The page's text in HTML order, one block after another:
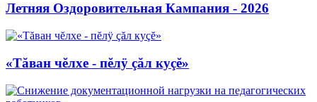
Летняя Оздоровительная Кампания - 2026
«Тăван чĕлхе - пĕлÿ çăл куçĕ»